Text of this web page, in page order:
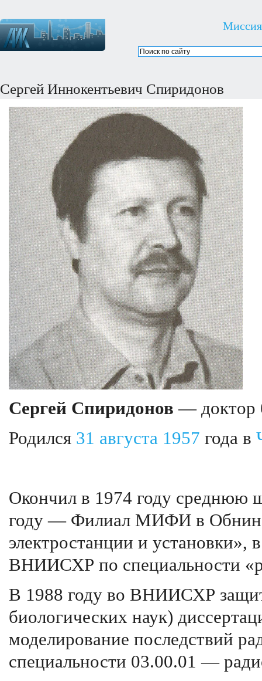
Миссия
Сергей Иннокентьевич Спиридонов
Сергей Спиридонов — доктор
Родился 31 августа 1957 года в
Окончил в 1974 году среднюю
году — Филиал МИФИ в
электростанции и
ВНИИСХР по специальности
В 1988 году во ВНИИСХР
биологических наук)
моделирование последствий
специальности 03.00.01 —